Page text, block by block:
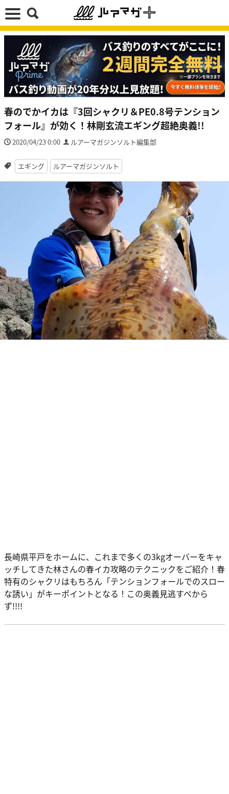
春のでかイカは『3回シャクリ＆PE0.8号テンション
フォール』が効く！林剛玄流エギング超絶奥義!!
2020/04/23 0:00 ルアーマガジンソルト編集部
エギング ルアーマガジンソルト
長崎県平戸をホームに、これまで多くの3kgオーバーをキャ
ッチしてきた林さんの春イカ攻略のテクニックをご紹介！春
特有のシャクリはもちろん「テンションフォールでのスロー
な誘い」がキーポイントとなる！この奥義見逃すべから
ず!!!!